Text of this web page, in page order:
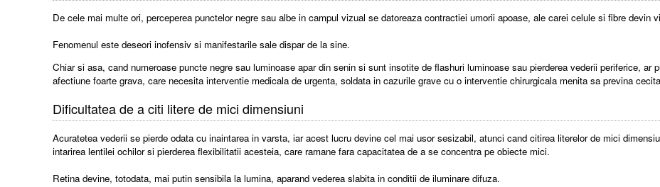
De cele mai multe ori, perceperea punctelor negre sau albe in campul vizual se datoreaza contractiei umorii apoase, ale carei celule si fibre devin
Fenomenul este deseori inofensiv si manifestarile sale dispar de la sine.
Chiar si asa, cand numeroase puncte negre sau luminoase apar din senin si sunt insotite de flashuri luminoase sau pierderea vederii periferice, ar
afectiune foarte grava, care necesita interventie medicala de urgenta, soldata in cazurile grave cu o interventie chirurgicala menita sa previna
Dificultatea de a citi litere de mici dimensiuni
Acuratetea vederii se pierde odata cu inaintarea in varsta, iar acest lucru devine cel mai usor sesizabil, atunci cand citirea literelor de mici
intarirea lentilei ochilor si pierderea flexibilitatii acesteia, care ramane fara capacitatea de a se concentra pe obiecte mici.
Retina devine, totodata, mai putin sensibila la lumina, aparand vederea slabita in conditii de iluminare difuza.